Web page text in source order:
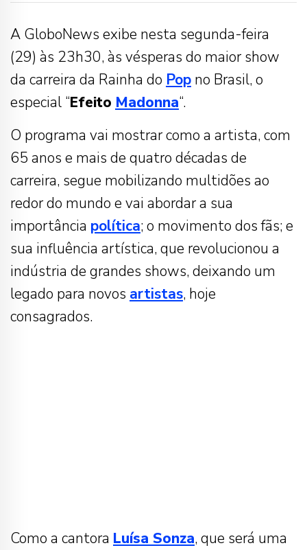
A GloboNews exibe nesta segunda-feira
(29) às 23h30, às vésperas do maior show
da carreira da Rainha do Pop no Brasil, o
especial “Efeito Madonna“.
O programa vai mostrar como a artista, com
65 anos e mais de quatro décadas de
carreira, segue mobilizando multidões ao
redor do mundo e vai abordar a sua
importância política; o movimento dos fãs; e
sua influência artística, que revolucionou a
indústria de grandes shows, deixando um
legado para novos artistas, hoje
consagrados.
Como a cantora Luísa Sonza, que será uma